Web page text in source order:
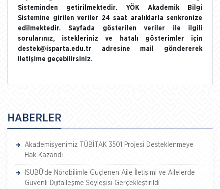
Sisteminden getirilmektedir. YÖK Akademik Bilgi
Sistemine girilen veriler 24 saat aralıklarla senkronize
edilmektedir. Sayfada gösterilen veriler ile ilgili
sorularınız, istekleriniz ve hatalı gösterimler için
destek@isparta.edu.tr adresine mail göndererek
iletişime geçebilirsiniz.
HABERLER
Akademisyenimiz TÜBİTAK 3501 Projesi Desteklenmeye
Hak Kazandı
ISUBÜ’de Nörobilimle Güçlenen Aile İletişimi ve Ailelerde
Güvenli Dijitalleşme Söyleşisi Gerçekleştirildi